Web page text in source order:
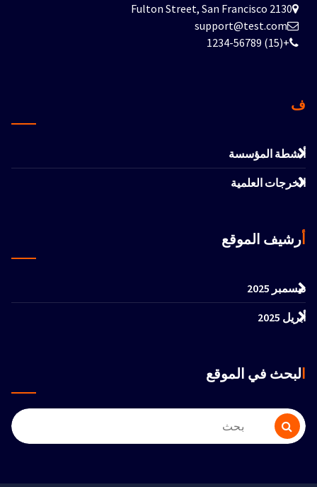
2130 Fulton Street, San Francisco
support@test.com
+(15) 1234-56789
ف
أنشطة المؤسسة
الخرجات العلمية
أرشيف الموقع
ديسمبر 2025
أبريل 2025
البحث في الموقع